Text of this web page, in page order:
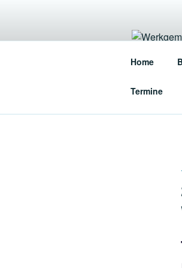
Home
Termine